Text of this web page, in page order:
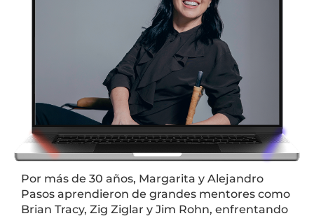
Por más de 30 años, Margarita y Alejandro
Pasos aprendieron de grandes mentores como
Brian Tracy, Zig Ziglar y Jim Rohn, enfrentando